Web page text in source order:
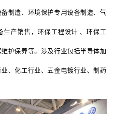
制造、环境保护专用设备制造、气
产销售，环保工程设计 、环保工
护保养等。涉及行业包括半导体加
、化工行业、五金电镀行业、制药